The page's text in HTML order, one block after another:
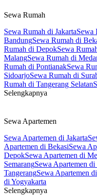
Sewa Rumah
Sewa Rumah di JakartaSewa
BandungSewa Rumah di
Rumah di DepokSewa
MalangSewa Rumah di
Rumah di PontianakSewa
SidoarjoSewa Rumah di
Rumah di Tangerang Selatan
Selengkapnya
Sewa Apartemen
Sewa Apartemen di Jakarta
Apartemen di BekasiSewa
DepokSewa Apartemen di
SemarangSewa Apartemen di
TangerangSewa Apartemen
di Yogyakarta
Selengkapnya